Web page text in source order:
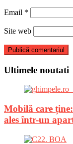
Email *
Site web
Ultimele noutati
Mobilă care
ales într-un